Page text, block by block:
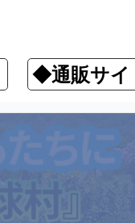
◆通販サイ